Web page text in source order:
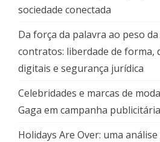
sociedade conectada
Da força da palavra ao peso
contratos: liberdade de forma,
digitais e segurança jurídica
Celebridades e marcas de
Gaga em campanha
Holidays Are Over: uma